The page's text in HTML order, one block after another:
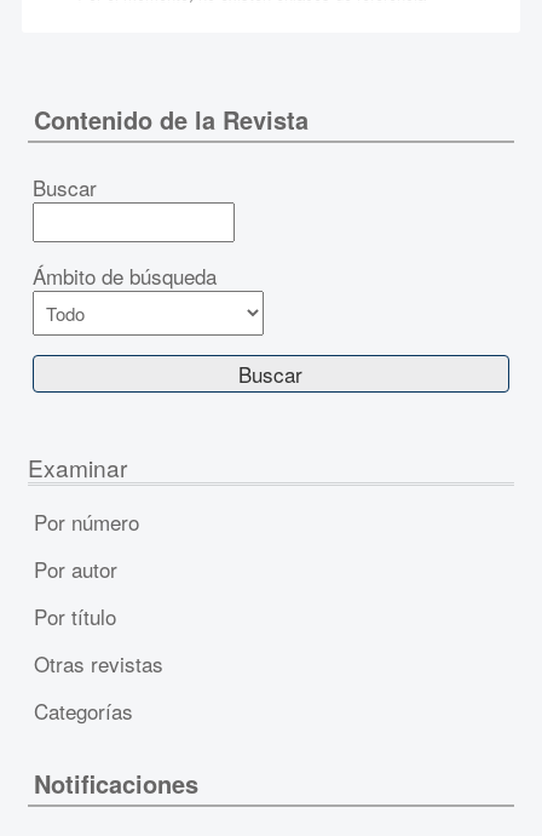
Contenido de la Revista
Buscar
Ámbito de búsqueda
Examinar
Por número
Por autor
Por título
Otras revistas
Categorías
Notificaciones